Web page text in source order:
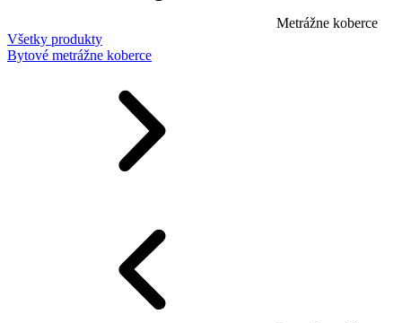
Metrážne koberce
Všetky produkty
Bytové metrážne koberce